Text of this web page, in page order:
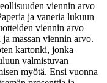
viennin arvo
ja vaneria lukuun
viennin arvo
massan viennin arvo.
kartonki, jonka
valmistuvan
myötä. Ensi vuonna